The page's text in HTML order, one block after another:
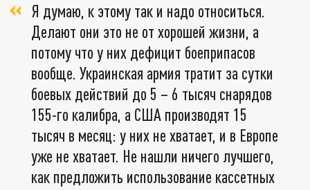
Я думаю, к этому так и надо относиться.
Делают они это не от хорошей жизни, а
потому что у них дефицит боеприпасов
вообще. Украинская армия тратит за сутки
боевых действий до 5 – 6 тысяч снарядов
155-го калибра, а США производят 15
тысяч в месяц: у них не хватает, и в Европе
уже не хватает. Не нашли ничего лучшего,
как предложить использование кассетных